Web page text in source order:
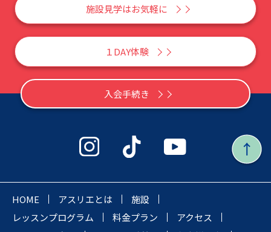
施設見学はお気軽に
１DAY体験
入会手続き
HOME アスリエとは
施設
レッスンプログラム
料金プラン
アクセス